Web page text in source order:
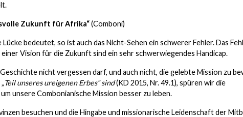
Zukunft für Afrika“(Comboni)
bedeutet, so ist auch das Nicht-Sehen ein schwerer Fehler. Das
Vision für die Zukunft sind ein sehr schwerwiegendes Handicap.
nicht vergessen darf, und auch nicht, die gelebte Mission zu
Teil unseres ureigenen Erbes“ sind(KD 2015, Nr. 49.1), spüren wir die
unsere Combonianische Mission besser zu leben.
besuchen und die Hingabe und missionarische Leidenschaft der